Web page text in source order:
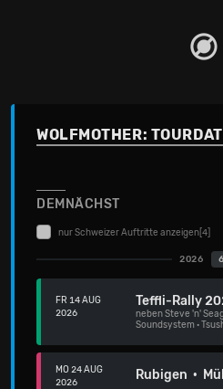
WOLFMOTHER:
DEMNÄCHST
nur Schweizer Auftritte anzeigen [4]
2026 6
FR 14 AUG
2026
Teffli-Rally
nebenSteve 'n'
Soundsystem ·
MO 24 AUG
2026
Rubigen ·